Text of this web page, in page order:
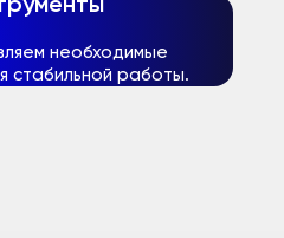
необходимые
стабильной работы.